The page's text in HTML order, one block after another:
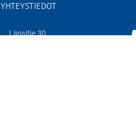
YHTEYSTIEDOT
Länsitie 30,